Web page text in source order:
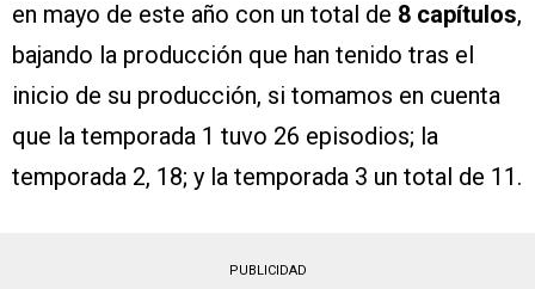
en mayo de este año con un total de 8 capítulos,
bajando la producción que han tenido tras el
inicio de su producción, si tomamos en cuenta
que la temporada 1 tuvo 26 episodios; la
temporada 2, 18; y la temporada 3 un total de 11.
PUBLICIDAD